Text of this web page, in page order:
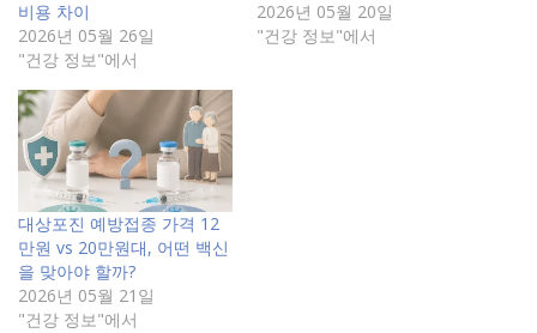
비용 차이
2026년 05월 26일
"건강 정보"에서
2026년 05월 20일
"건강 정보"에서
대상포진 예방접종 가격 12
만원 vs 20만원대, 어떤 백신
을 맞아야 할까?
2026년 05월 21일
"건강 정보"에서